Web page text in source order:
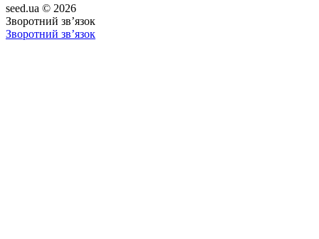
seed.ua © 2026
Зворотний зв’язок
Зворотний зв’язок